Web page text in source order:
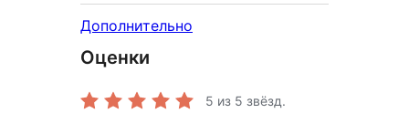
Дополнительно
Оценки
5 из 5 звёзд.